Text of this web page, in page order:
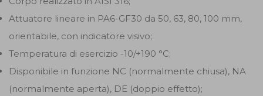
Attuatore lineare in PA6-GF30 da 50, 63, 80, 100 mm,
orientabile, con indicatore visivo;
Temperatura di esercizio -10/+190 °C;
Disponibile in funzione NC (normalmente chiusa), NA
(normalmente aperta), DE (doppio effetto);